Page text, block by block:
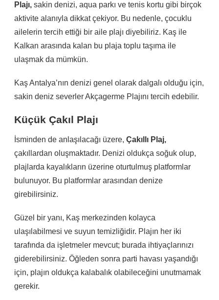
Plajı, sakin denizi, aqua parkı ve tenis kortu gibi birçok
aktivite alanıyla dikkat çekiyor. Bu nedenle, çocuklu
ailelerin tercih ettiği bir aile plajı diyebiliriz. Kaş ile
Kalkan arasında kalan bu plaja toplu taşıma ile
ulaşmak da mümkün.
Kaş Antalya’nın denizi genel olarak dalgalı olduğu için,
sakin deniz severler Akçagerme Plajını tercih edebilir.
Küçük Çakıl Plajı
İsminden de anlaşılacağı üzere, Çakıllı Plaj,
çakıllardan oluşmaktadır. Denizi oldukça soğuk olup,
plajlarda kayalıkların üzerine oturtulmuş platformlar
bulunuyor. Bu platformlar arasından denize
girebilirsiniz.
Güzel bir yanı, Kaş merkezinden kolayca
ulaşılabilmesi ve suyun temizliğidir. Plajın her iki
tarafında da işletmeler mevcut; burada ihtiyaçlarınızı
giderebilirsiniz. Öğleden sonra parti havası yaşandığı
için, plajın oldukça kalabalık olabileceğini unutmamak
gerekir.